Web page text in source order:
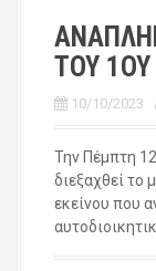
ΤΟΥ 1ΟΥ
10/10/2023
Την Πέμπτη
διεξαχθεί το
εκείνου που